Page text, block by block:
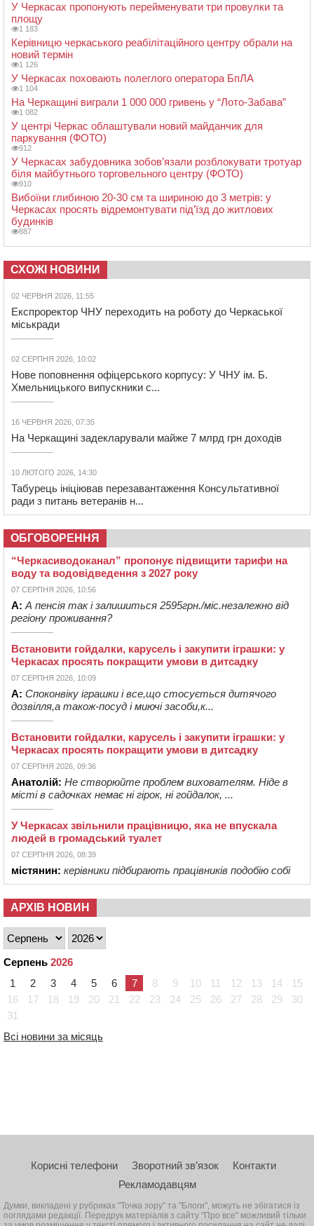
У Черкасах пропонують перейменувати три провулки та
площу
1 183
Керівницю черкаського реабілітаційного центру обрали на
новий термін
1 126
У Черкасах поховають полеглого оператора БпЛА
1 104
На Черкащині виграли 1 000 000 гривень у “Лото-Забава”
1 082
У центрі Черкас облаштували новий майданчик для
паркування (ФОТО)
912
У Черкасах забудовника зобов’язали розблокувати тротуар
біля майбутнього торговельного центру (ФОТО)
910
Вибоїни глибиною 20-30 см та шириною до 3 метрів: у
Черкасах просять відремонтувати під’їзд до житлових
будинків
887
СХОЖІ НОВИНИ
02 ЧЕРВНЯ 2026, 11:55
Експроректор ЧНУ переходить на роботу до Черкаської
міськради
02 СЕРПНЯ 2026, 10:02
Нове поповнення офіцерського корпусу: У ЧНУ ім. Б.
Хмельницького випускники с...
16 ЧЕРВНЯ 2026, 07:35
На Черкащині задекларували майже 7 млрд грн доходів
10 ЛЮТОГО 2026, 14:30
Табурець ініціював перезавантаження Консультативної
ради з питань ветеранів н...
ОБГОВОРЕННЯ
“Черкасиводоканал” пропонує підвищити тарифи на
воду та водовідведення з 2027 року
07 СЕРПНЯ 2026, 10:56
А: А пенсія так і залишиться 2595грн./міс.незалежно від
регіону проживання?
Встановити гойдалки, карусель і закупити іграшки: у
Черкасах просять покращити умови в дитсадку
07 СЕРПНЯ 2026, 10:09
А: Споконвіку іграшки і все,що стосується дитячого
дозвілля,а також-посуд і миючі засоби,к...
Встановити гойдалки, карусель і закупити іграшки: у
Черкасах просять покращити умови в дитсадку
07 СЕРПНЯ 2026, 09:36
Анатолій: Не створюйте проблем вихователям. Ніде в
місті в садочках немає ні гірок, ні гойдалок, ...
У Черкасах звільнили працівницю, яка не впускала
людей в громадський туалет
07 СЕРПНЯ 2026, 08:39
містянин: керівники підбирають працівників подобію собі
АРХІВ НОВИН
Серпень 2026
1
2 3 4 5 6 7 8 9 10 11 12 13 14
15
16
17 18 19 20 21 22 23 24 25 26 27 28 29
30
31
Всі новини за місяць
Корисні телефони Зворотний зв’язок
Контакти
Рекламодавцям
Думки, викладені у рубриках "Точка зору" та "Блоги", можуть не збігатися із
поглядами редакції. Передрук матеріалів з сайту "Про все" можливий тільки